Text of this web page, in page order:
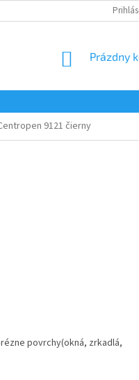
NÁKUPNÝ
Prázdny
9121 čierny
povrchy(okná, zrkadlá,